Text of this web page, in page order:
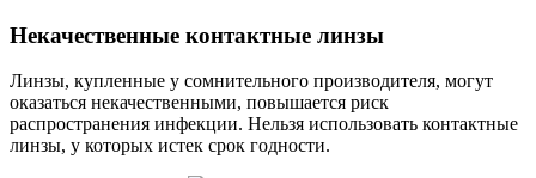
Некачественные контактные линзы
Линзы, купленные у сомнительного производителя, могут
оказаться некачественными, повышается риск
распространения инфекции. Нельзя использовать контактные
линзы, у которых истек срок годности.